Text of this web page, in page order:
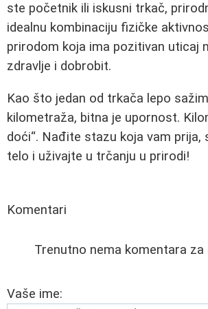
ste početnik ili iskusni trkač,
idealnu kombinaciju fizičke
prirodom koja ima pozitivan uticaj
zdravlje i dobrobit.
Kao što jedan od trkača lepo
kilometraža, bitna je upornost.
doći . Nađite stazu koja vam prija,
telo i uživajte u trčanju u prirodi!
Komentari
Trenutno nema komentara za
Vaše ime: